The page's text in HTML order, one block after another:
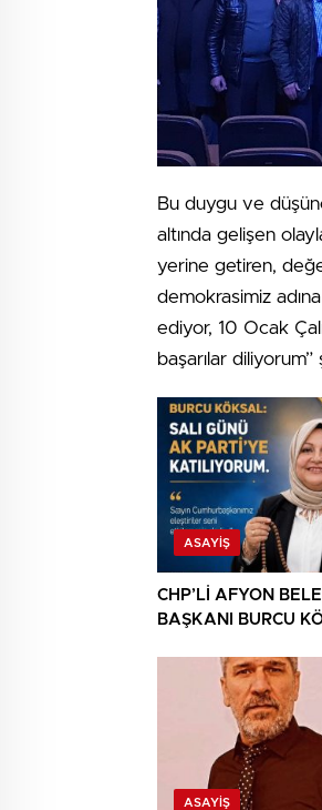
Bu duygu ve
altında gelişen
yerine getiren,
demokrasimiz
ediyor, 10 Ocak
başarılar
ASAYIŞ
CHP’Lİ AFYON
BAŞKANI BURCU
BELEDİYEYİ DE
ASAYIŞ